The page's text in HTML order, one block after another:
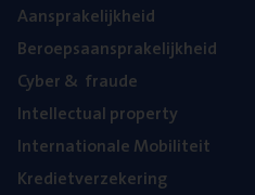
Aan­spra­ke­lijk­heid
Beroeps­aan­spra­ke­lijk­heid
Cyber& fraude
Intel­lec­tu­al property
Inter­na­ti­o­na­le Mobiliteit
Kre­diet­ver­ze­ke­ring